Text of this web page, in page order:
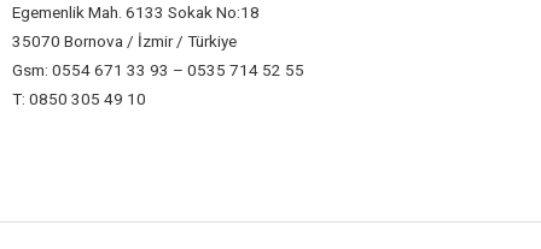
Egemenlik Mah. 6133 Sokak No:18
35070 Bornova / İzmir / Türkiye
Gsm: 0554 671 33 93 – 0535 714 52 55
T: 0850 305 49 10